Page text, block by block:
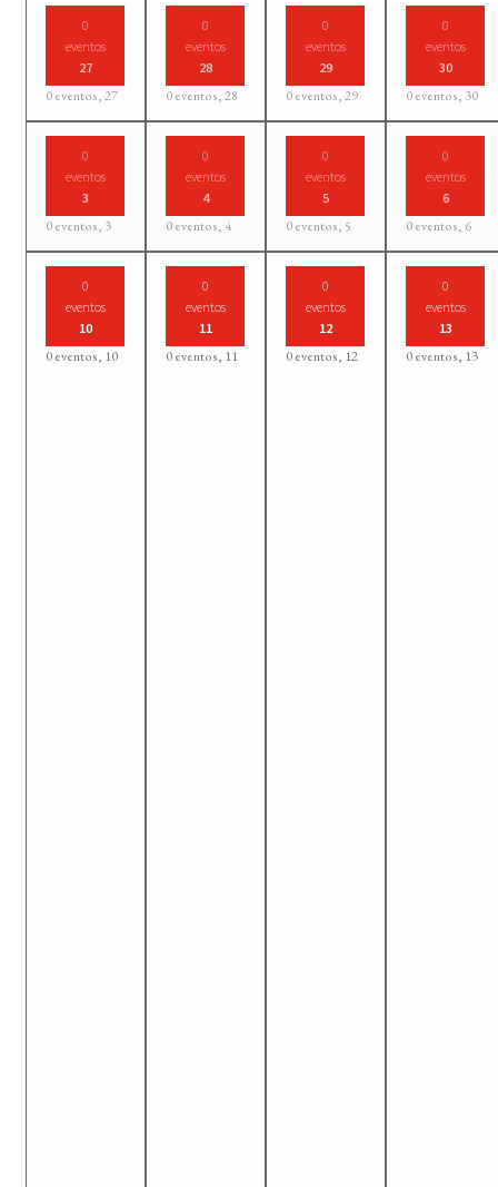
0
eventos
27
0 eventos,27
0
eventos
28
0 eventos,28
0
eventos
29
0 eventos,29
0
eventos
30
0 eventos, 30
0
eventos
3
0 eventos, 3
0
eventos
4
0 eventos, 4
0
eventos
5
0 eventos, 5
0
eventos
6
0 eventos, 6
0
eventos
10
0 eventos, 10
0
eventos
11
0 eventos, 11
0
eventos
12
0 eventos, 12
0
eventos
13
0 eventos, 13